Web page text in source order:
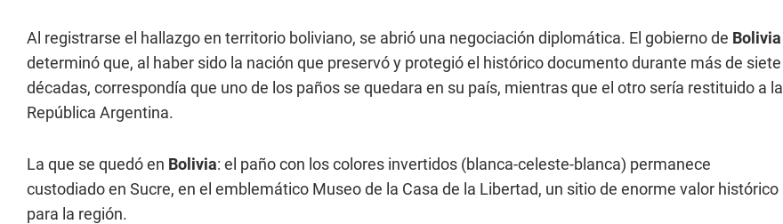
Al registrarse el hallazgo en territorio boliviano, se abrió una negociación diplomática. El gobierno de Bolivia
determinó que, al haber sido la nación que preservó y protegió el histórico documento durante más de siete
décadas, correspondía que uno de los paños se quedara en su país, mientras que el otro sería restituido a la
República Argentina.
La que se quedó en Bolivia: el paño con los colores invertidos (blanca-celeste-blanca) permanece
custodiado en Sucre, en el emblemático Museo de la Casa de la Libertad, un sitio de enorme valor histórico
para la región.